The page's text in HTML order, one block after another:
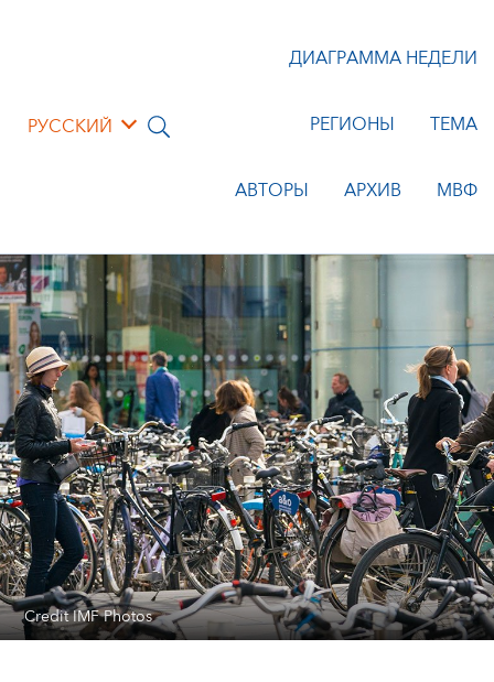
РУССКИЙ
ДИАГРАММА НЕДЕЛИ
РЕГИОНЫ ТЕМА
АВТОРЫ АРХИВ МВФ
Credit IMF Photos